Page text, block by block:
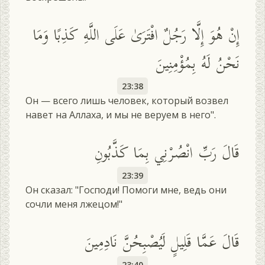
إِنْ هُوَ إِلَّا رَجُلٌ افْتَرَىٰ عَلَى اللَّهِ كَذِبًا وَمَا
نَحْنُ لَهُ بِمُؤْمِنِينَ
23:38
Он — всего лишь человек, который возвел
навет на Аллаха, и мы не веруем в него".
قَالَ رَبِّ انْصُرْنِي بِمَا كَذَّبُونِ
23:39
Он сказал: "Господи! Помоги мне, ведь они
сочли меня лжецом!"
قَالَ عَمَّا قَلِيلٍ لَيُصْبِحُنَّ نَادِمِينَ